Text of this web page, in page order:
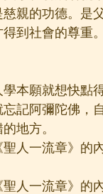
慈親的功德。是
到社會的尊重。
學本願就想快點
忘記阿彌陀佛，
地方。
聖人一流章》的
聖人一流章》的